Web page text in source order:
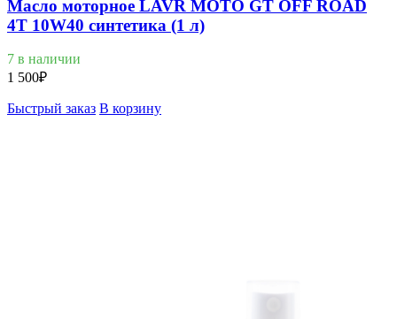
Масло моторное LAVR MOTO GT OFF ROAD
4T 10W40 синтетика (1 л)
7 в наличии
1 500₽
Быстрый заказ В корзину